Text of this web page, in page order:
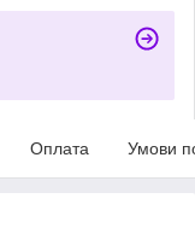
Оплата Умови